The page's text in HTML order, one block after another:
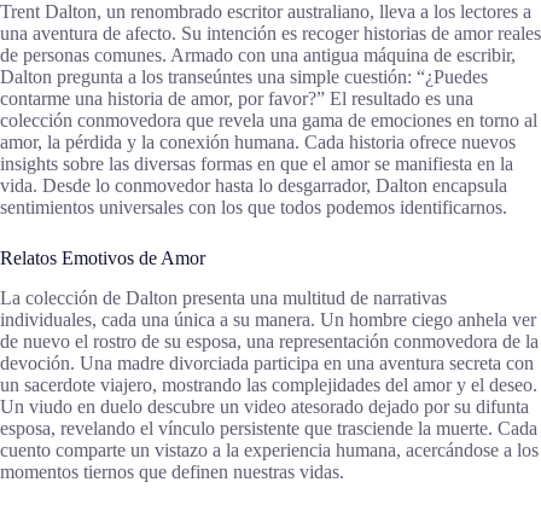
Trent Dalton, un renombrado escritor australiano, lleva a los lectores a
una aventura de afecto. Su intención es recoger historias de amor reales
de personas comunes. Armado con una antigua máquina de escribir,
Dalton pregunta a los transeúntes una simple cuestión: “¿Puedes
contarme una historia de amor, por favor?” El resultado es una
colección conmovedora que revela una gama de emociones en torno al
amor, la pérdida y la conexión humana. Cada historia ofrece nuevos
insights sobre las diversas formas en que el amor se manifiesta en la
vida. Desde lo conmovedor hasta lo desgarrador, Dalton encapsula
sentimientos universales con los que todos podemos identificarnos.
Relatos Emotivos de Amor
La colección de Dalton presenta una multitud de narrativas
individuales, cada una única a su manera. Un hombre ciego anhela ver
de nuevo el rostro de su esposa, una representación conmovedora de la
devoción. Una madre divorciada participa en una aventura secreta con
un sacerdote viajero, mostrando las complejidades del amor y el deseo.
Un viudo en duelo descubre un video atesorado dejado por su difunta
esposa, revelando el vínculo persistente que trasciende la muerte. Cada
cuento comparte un vistazo a la experiencia humana, acercándose a los
momentos tiernos que definen nuestras vidas.